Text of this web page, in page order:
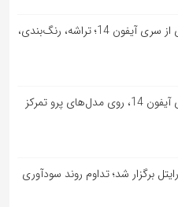
افشای جزئیات جدیدی از سری آیفون 14؛ تراشه، رنگ‌بندی،
اپل در تولید اولیه سری آیفون 14، روی مدل‌های پرو تمرکز
برگزار شد؛ تداوم روند سودآوری